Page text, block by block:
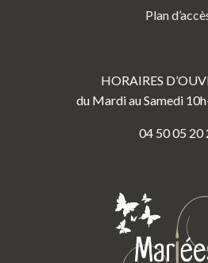
Plan
HORAIRES
du Mardi au Samedi
04 50 05 20